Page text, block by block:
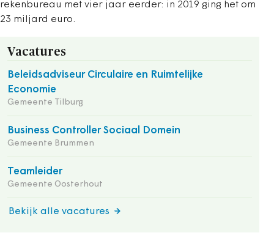
rekenbureau met vier jaar eerder: in 2019 ging het om
23 miljard euro.
Vacatures
Beleidsadviseur Circulaire en Ruimtelijke
Economie
Gemeente Tilburg
Business Controller Sociaal Domein
Gemeente Brummen
Teamleider
Gemeente Oosterhout
Bekijk alle vacatures